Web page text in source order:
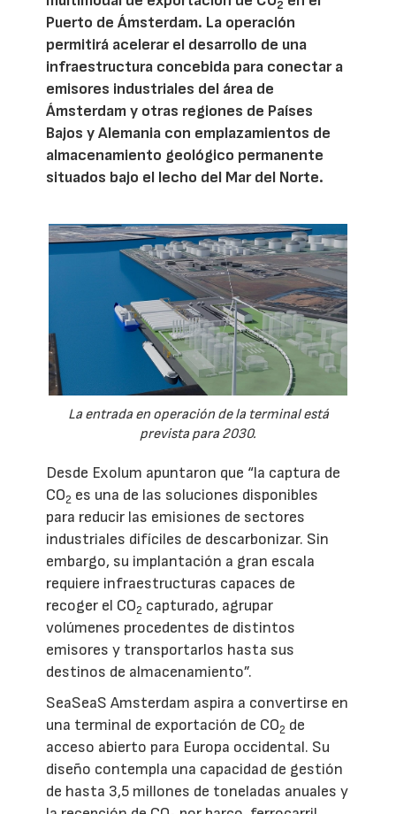
2
Puerto de Ámsterdam. La operación
permitirá acelerar el desarrollo de una
infraestructura concebida para conectar a
emisores industriales del área de
Ámsterdam y otras regiones de Países
Bajos y Alemania con emplazamientos de
almacenamiento geológico permanente
situados bajo el lecho del Mar del Norte.
La entrada en operación de la terminal está
prevista para 2030.
Desde Exolum apuntaron que “la captura de
CO2 es una de las soluciones disponibles
para reducir las emisiones de sectores
industriales difíciles de descarbonizar. Sin
embargo, su implantación a gran escala
requiere infraestructuras capaces de
recoger el CO2 capturado, agrupar
volúmenes procedentes de distintos
emisores y transportarlos hasta sus
destinos de almacenamiento”.
SeaSeaS Amsterdam aspira a convertirse en
una terminal de exportación de CO2 de
acceso abierto para Europa occidental. Su
diseño contempla una capacidad de gestión
de hasta 3,5 millones de toneladas anuales y